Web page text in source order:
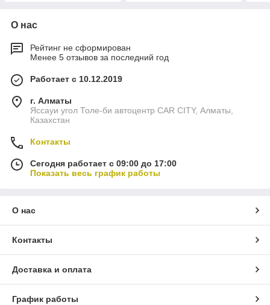
О нас
Рейтинг не сформирован
Менее 5 отзывов за последний год
Работает с 10.12.2019
г. Алматы
Яссауи угол Толе-би автоцентр CAR CITY, Алматы,
Казахстан
Контакты
Сегодня работает с 09:00 до 17:00
Показать весь график работы
О нас
Контакты
Доставка и оплата
График работы